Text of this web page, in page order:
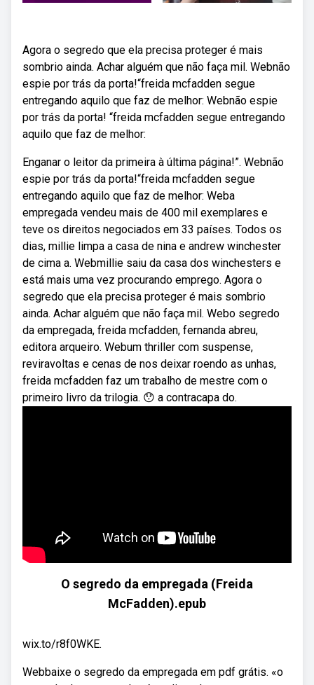
Agora o segredo que ela precisa proteger é mais
sombrio ainda. Achar alguém que não faça mil. Webnão
espie por trás da porta!“freida mcfadden segue
entregando aquilo que faz de melhor: Webnão espie
por trás da porta! “freida mcfadden segue entregando
aquilo que faz de melhor:
Enganar o leitor da primeira à última página!”. Webnão
espie por trás da porta!“freida mcfadden segue
entregando aquilo que faz de melhor: Weba
empregada vendeu mais de 400 mil exemplares e
teve os direitos negociados em 33 países. Todos os
dias, millie limpa a casa de nina e andrew winchester
de cima a. Webmillie saiu da casa dos winchesters e
está mais uma vez procurando emprego. Agora o
segredo que ela precisa proteger é mais sombrio
ainda. Achar alguém que não faça mil. Webo segredo
da empregada, freida mcfadden, fernanda abreu,
editora arqueiro. Webum thriller com suspense,
reviravoltas e cenas de nos deixar roendo as unhas,
freida mcfadden faz um trabalho de mestre com o
primeiro livro da trilogia. 😯 a contracapa do.
O segredo da empregada (Freida
McFadden).epub
wix.to/r8f0WKE.
Webbaixe o segredo da empregada em pdf grátis. «o